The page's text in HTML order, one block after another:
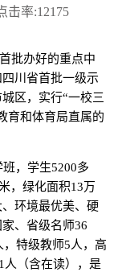
击率:12175
批办好的重点中
川省首批一级示
区，实行“一校三
育和体育局直属的
，学生5200多
，绿化面积13万
环境最优美、硬
、省级名师36
，特级教师5人，高
人（含在读），是